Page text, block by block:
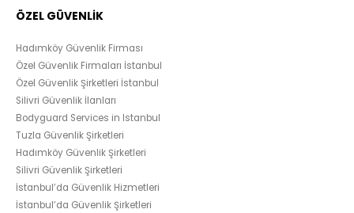
ÖZEL GÜVENLİK
Hadımköy Güvenlik Firması
Özel Güvenlik Firmaları İstanbul
Özel Güvenlik Şirketleri İstanbul
Silivri Güvenlik İlanları
Bodyguard Services in Istanbul
Tuzla Güvenlik Şirketleri
Hadımköy Güvenlik Şirketleri
Silivri Güvenlik Şirketleri
İstanbul’da Güvenlik Hizmetleri
İstanbul’da Güvenlik Şirketleri